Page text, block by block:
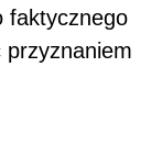
faktycznego
przyznaniem